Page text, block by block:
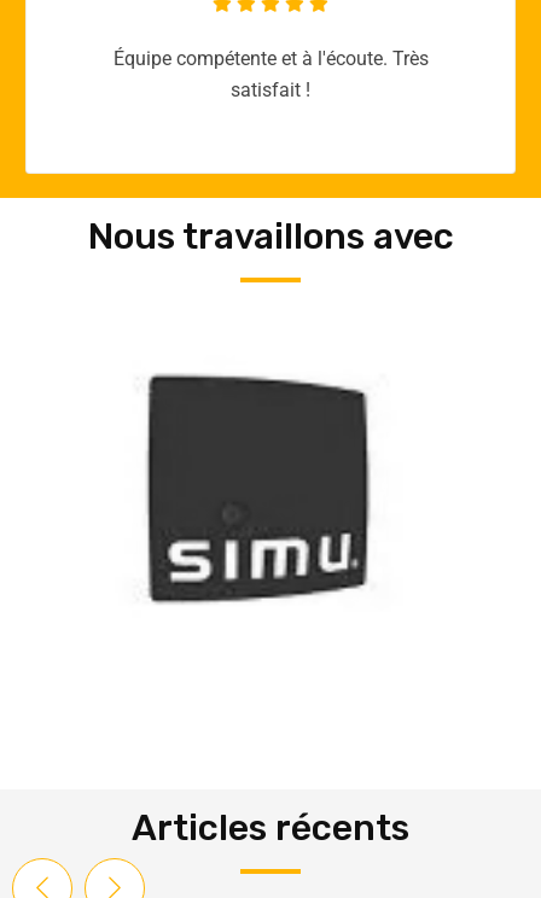
Merci yellow365.work pour votre expertise!
Nous travaillons avec
Articles récents